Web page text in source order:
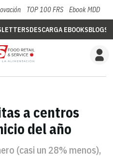
TOP 100 FRS Ebook MDD
DESCARGA EBOOKSBLOGS
a centros
del año
(casi un 28% menos),